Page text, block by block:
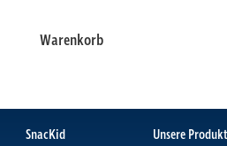
Warenkorb
SnacKid Unsere